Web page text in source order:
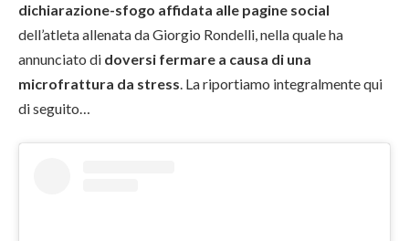
dichiarazione-sfogo affidata alle pagine social
dell’atleta allenata da Giorgio Rondelli, nella quale ha
annunciato di doversi fermare a causa di una
microfrattura da stress. La riportiamo integralmente qui
di seguito…